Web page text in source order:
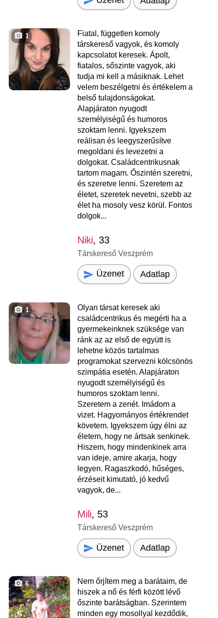
1
Fiatal, független komoly
társkereső vagyok, és komoly
kapcsolatot keresek. Ápolt,
fiatalos, sőszinte vagyok, aki
tudja mi kell a másiknak. Lehet
velem beszélgetni és értékelem a
belső tulajdonságokat.
Alapjáraton nyugodt
személyiségű és humoros
szoktam lenni. Igyekszem
reálisan és leegyszerűsítve
megoldani és levezetni a
dolgokat. Családcentrikusnak
tartom magam. Őszintén szeretni,
és szeretve lenni. Szeretem az
életet, szeretek nevetni, szebb az
élet ha mosoly vesz körül. Fontos
dolgok...
Niki, 33
Társkereső Veszprém
Üzenet Adatlap
1
Olyan társat keresek aki
családcentrikus és megérti ha a
gyermekeinknek szüksége van
ránk az az első de együtt is
lehetne közös tartalmas
programokat szervezni kölcsönös
szimpátia esetén. Alapjáraton
nyugodt személyiségű és
humoros szoktam lenni.
Szeretem a zenét. Imádom a
vizet. Hagyományos értékrendet
követem. Igyekszem úgy élni az
életem, hogy ne ártsak senkinek.
Hiszem, hogy mindenkinek arra
van ideje, amire akarja, hogy
legyen. Ragaszkodó, hűséges,
érzéseit kimutató, jó kedvű
vagyok, de...
Mili, 53
Társkereső Veszprém
Üzenet Adatlap
6
Nem őrjítem meg a barátaim, de
hiszek a nő és férfi között lévő
őszinte barátságban. Szerintem
minden egy mosollyal kezdődik,